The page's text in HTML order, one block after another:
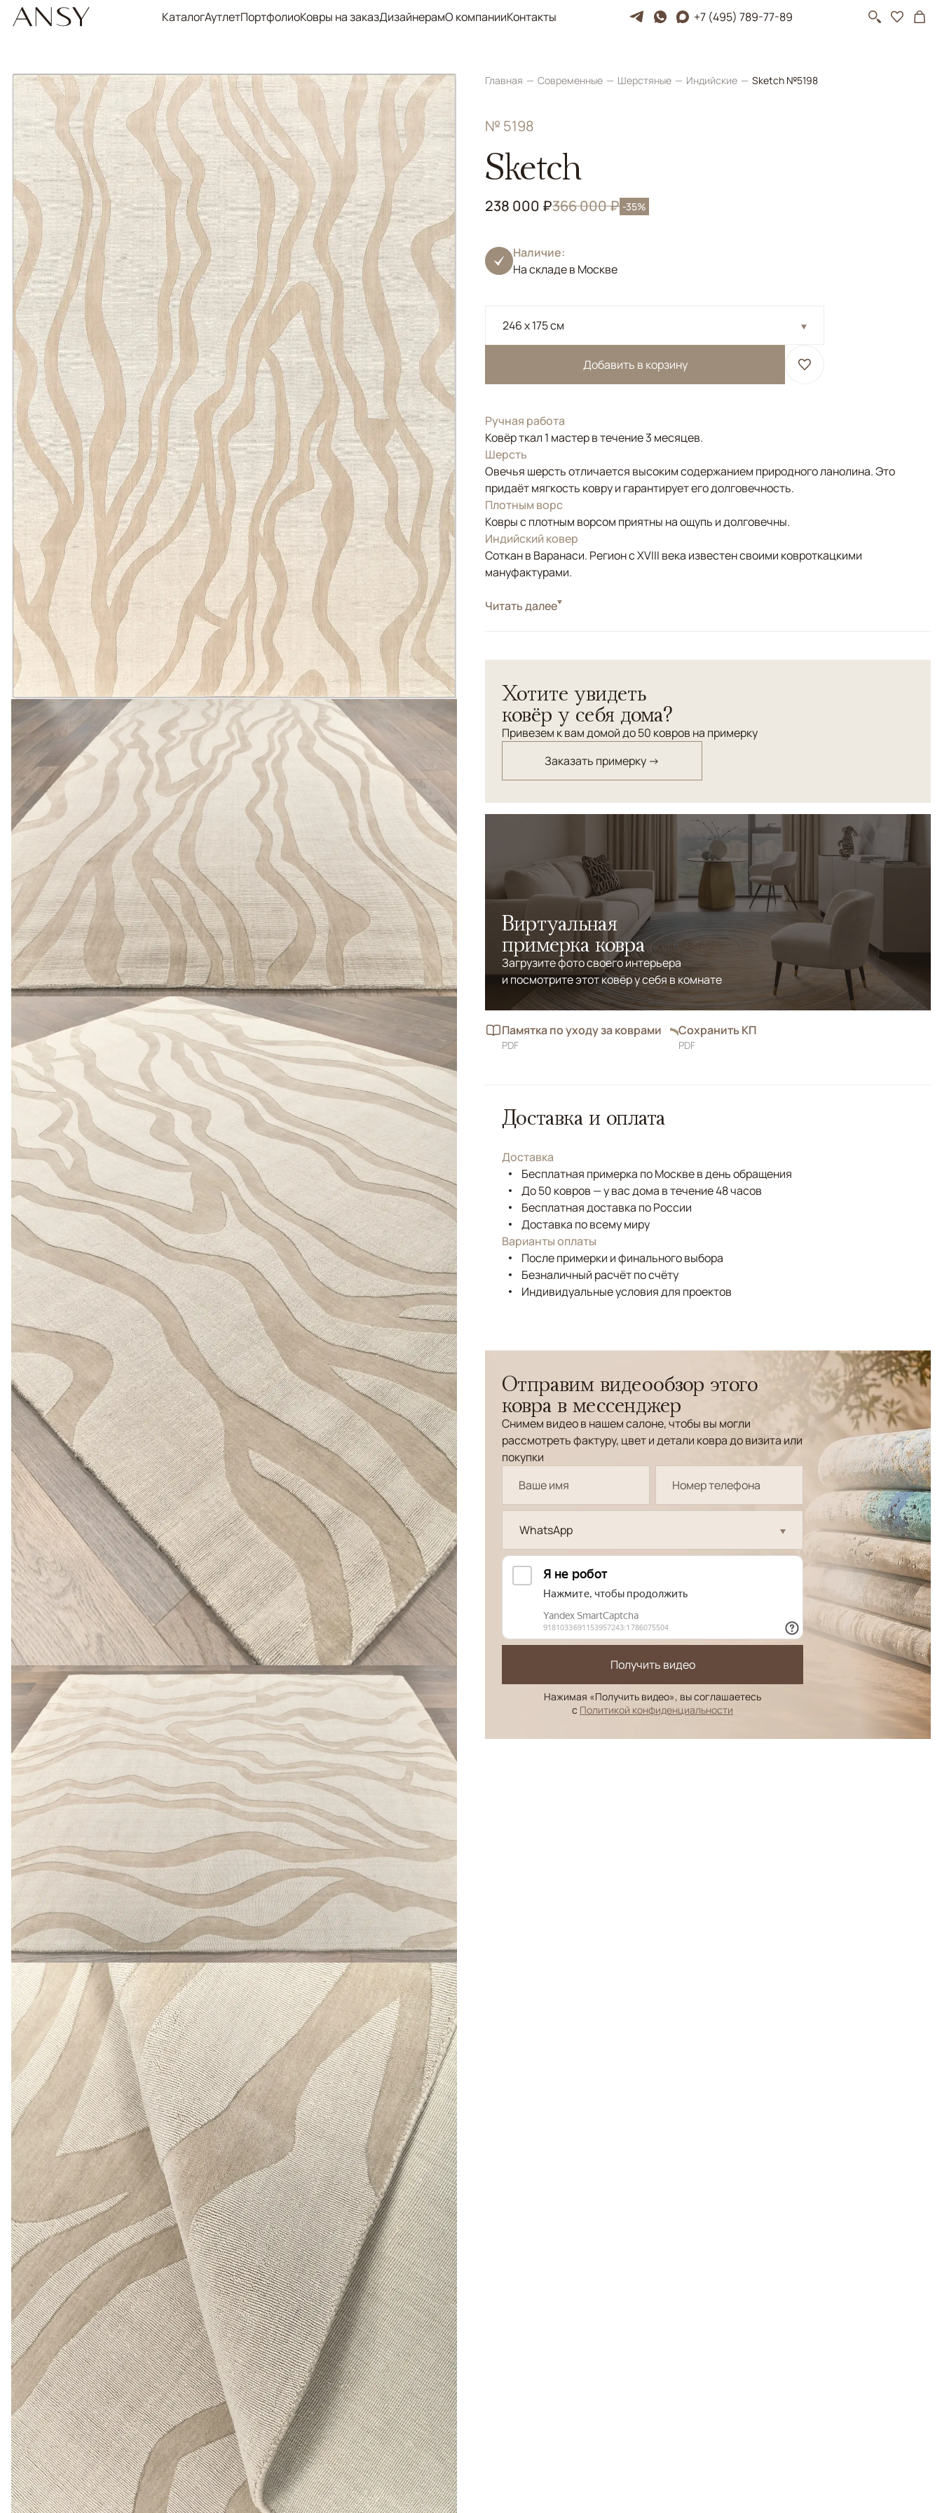
КаталогАутлетПортфолиоКовры на заказДизайнерамО компанииКонтакты +7 (495) 789-77-89
Главная Современные Шерстяные Индийские Sketch №5198
№ 5198
Sketch
238 000 ₽366 000 ₽ -35%
Наличие:
На складе в Москве
246 x 175 см
Добавить в корзину
Ручная работа
Ковёр ткал 1 мастер в течение 3 месяцев.
Шерсть
Овечья шерсть отличается высоким содержанием природного ланолина. Это
придаёт мягкость ковру и гарантирует его долговечность.
Плотным ворс
Ковры с плотным ворсом приятны на ощупь и долговечны.
Индийский ковер
Соткан в Варанаси. Регион с XVIII века известен своими ковроткацкими
мануфактурами.
СтильСовременные
Читать далее
Хотите увидеть
ковёр у себя дома?
Привезем к вам домой до 50 ковров на примерку
Заказать примерку →
Виртуальная
примерка ковра
Загрузите фото своего интерьера
и посмотрите этот ковёр у себя в комнате
Памятка по уходу за коврами
PDF
Сохранить КП
PDF
Доставка и оплата
Доставка
Бесплатная примерка по Москве в день обращения
До 50 ковров — у вас дома в течение 48 часов
Бесплатная доставка по России
Доставка по всему миру
Варианты оплаты
После примерки и финального выбора
Безналичный расчёт по счёту
Индивидуальные условия для проектов
Отправим видеообзор этого
ковра в мессенджер
Снимем видео в нашем салоне, чтобы вы могли
рассмотреть фактуру, цвет и детали ковра до визита или
покупки
WhatsApp
Получить видео
Нажимая «Получить видео», вы соглашаетесь
с Политикой конфиденциальности